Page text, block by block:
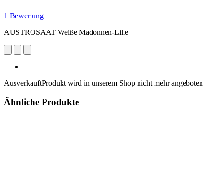
1 Bewertung
AUSTROSAAT Weiße Madonnen-Lilie
AusverkauftProdukt wird in unserem Shop nicht mehr angeboten
Ähnliche Produkte